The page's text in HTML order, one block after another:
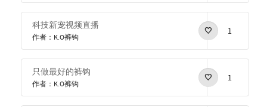
科技新宠视频直播
作者：K.O裤钩
1
只做最好的裤钩
作者：K.O裤钩
1